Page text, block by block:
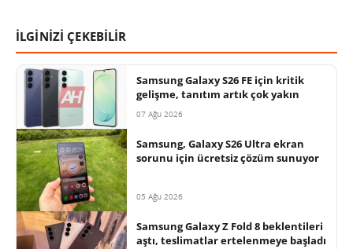
İLGİNİZİ ÇEKEBİLİR
Samsung Galaxy S26 FE için kritik
gelişme, tanıtım artık çok yakın
07 Ağu 2026
Samsung, Galaxy S26 Ultra ekran
sorunu için ücretsiz çözüm sunuyor
05 Ağu 2026
Samsung Galaxy Z Fold 8 beklentileri
aştı, teslimatlar ertelenmeye başladı